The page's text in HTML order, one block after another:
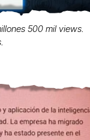
500 mil views.